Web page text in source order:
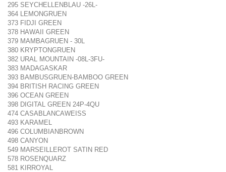
295 SEYCHELLENBLAU -26L-
364 LEMONGRUEN
373 FIDJI GREEN
378 HAWAII GREEN
379 MAMBAGRUEN - 30L
380 KRYPTONGRUEN
382 URAL MOUNTAIN -08L-3FU-
383 MADAGASKAR
393 BAMBUSGRUEN-BAMBOO GREEN
394 BRITISH RACING GREEN
396 OCEAN GREEN
398 DIGITAL GREEN 24P-4QU
474 CASABLANCAWEISS
493 KARAMEL
496 COLUMBIANBROWN
498 CANYON
549 MARSEILLEROT SATIN RED
578 ROSENQUARZ
581 KIRROYAL